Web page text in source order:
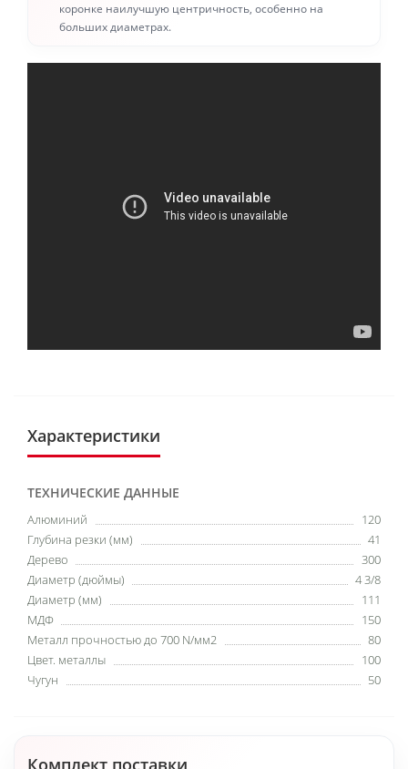
коронке наилучшую центричность, особенно на
больших диаметрах.
Характеристики
ТЕХНИЧЕСКИЕ ДАННЫЕ
Алюминий
120
Глубина резки (мм)
41
Дерево
300
Диаметр (дюймы)
4 3/8
Диаметр (мм)
111
МДФ
150
Металл прочностью до 700 N/мм2
80
Цвет. металлы
100
Чугун
50
Комплект поставки